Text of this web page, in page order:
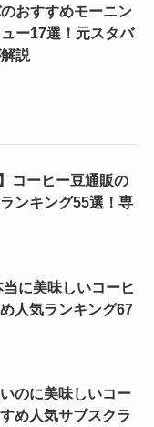
おすすめモーニン
ー17選！元スタバ
説
コーヒー豆通販の
ンキング55選！専
当に美味しいコーヒ
人気ランキング67
いのに美味しいコー
め人気サブスクラ